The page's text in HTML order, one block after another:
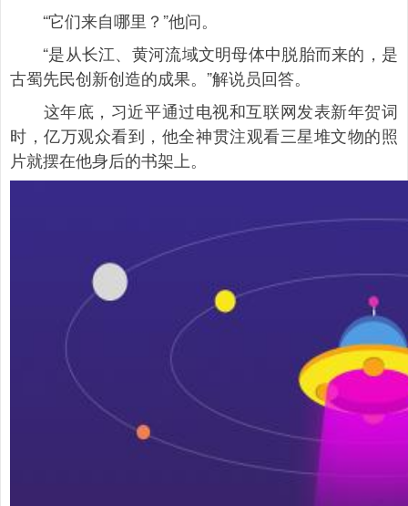
“它们来自哪里？”他问。
“是从长江、黄河流域文明母体中脱胎而来的，是
古蜀先民创新创造的成果。”解说员回答。
这年底，习近平通过电视和互联网发表新年贺词
时，亿万观众看到，他全神贯注观看三星堆文物的照
片就摆在他身后的书架上。